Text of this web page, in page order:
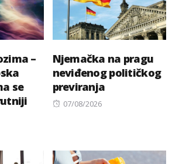
–
se
Njemačka na pragu
neviđenog političkog
previranja
Posted
07/08/2026